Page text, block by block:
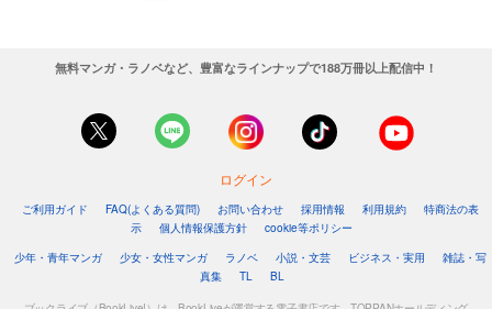
無料マンガ・ラノベなど、豊富なラインナップで188万冊以上配信中！
ログイン
ご利用ガイド FAQ(よくある質問) お問い合わせ 採用情報 利用規約
特商法の表
示
個人情報保護方針
cookie等ポリシー
少年・青年マンガ
少女・女性マンガ ラノベ 小説・文芸 ビジネス・実用
雑誌・写
真集
TL BL